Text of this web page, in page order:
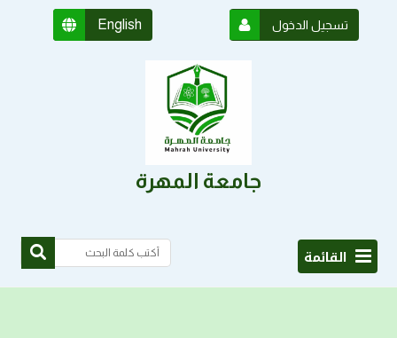
English تسجيل الدخول
جامعة المهرة
القائمة